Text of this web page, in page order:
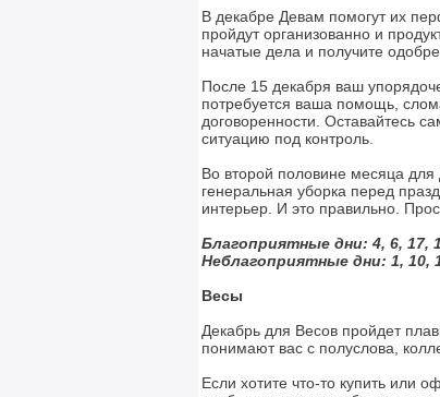
В декабре Девам помогут их
пройдут организованно и
начатые дела и получите
После 15 декабря ваш
потребуется ваша помощь,
договоренности. Оставайтесь
ситуацию под контроль.
Во второй половине месяца для
генеральная уборка перед
интерьер. И это правильно.
Благоприятные дни: 4, 6, 17,
Неблагоприятные дни: 1, 10,
Весы
Декабрь для Весов пройдет
понимают вас с полуслова,
Если хотите что-то купить или